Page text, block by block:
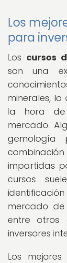
Los
para
Los cursos
son una
minerales,
la hora de
mercado.
gemología
impartidas
cursos
mercado
entre otros
inversores
Los